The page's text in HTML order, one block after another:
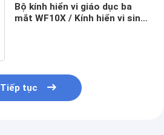
Bộ kính hiển vi giáo dục ba
mắt WF10X / Kính hiển vi sinh
Tiếp tục